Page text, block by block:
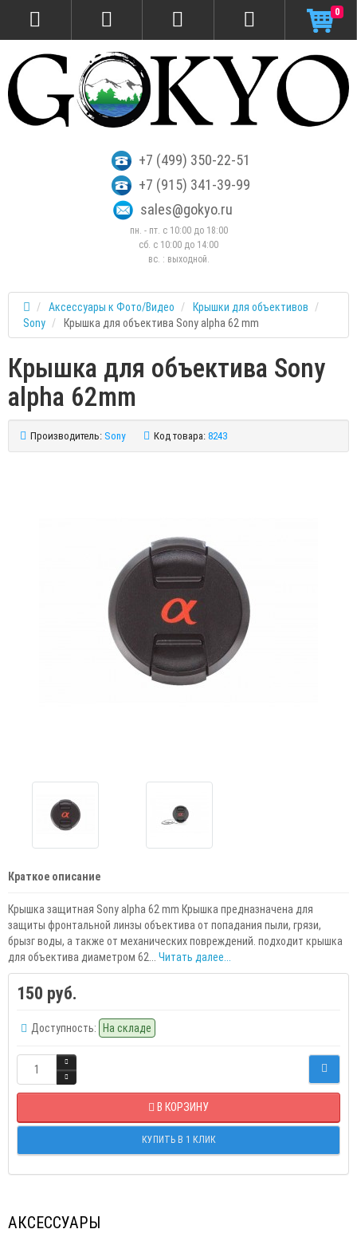
+7 (499) 350-22-51
+7 (915) 341-39-99
sales@gokyo.ru
пн. - пт. с 10:00 до 18:00
сб. c 10:00 до 14:00
вс. : выходной.
0
Аксессуары к Фото/Видео
Крышки для объективов
Sony
Крышка для объектива Sony alpha 62 mm
Крышка для объектива Sony
alpha 62mm
Производитель: Sony Код товара: 8243
Краткое описание
Крышка защитная Sony alpha 62 mm Крышка предназначена для
защиты фронтальной линзы объектива от попадания пыли, грязи,
брызг воды, а также от механических повреждений. подходит крышка
для объектива диаметром 62... Читать далее...
150 руб.
Доступность: На складе
В КОРЗИНУ
КУПИТЬ В 1 КЛИК
АКСЕССУАРЫ